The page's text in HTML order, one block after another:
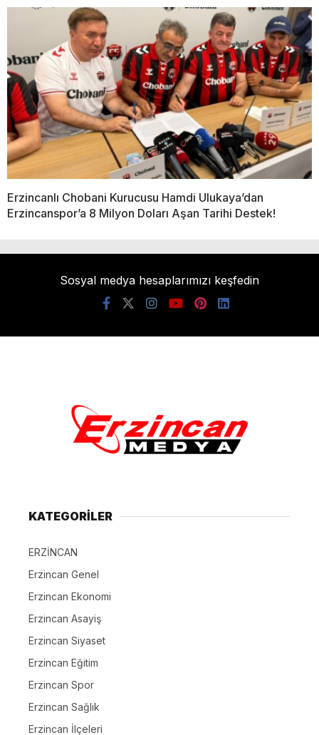
Erzincanlı Chobani Kurucusu Hamdi Ulukaya’dan
Erzincanspor’a 8 Milyon Doları Aşan Tarihi Destek!
Sosyal medya hesaplarımızı keşfedin
KATEGORİLER
ERZİNCAN
Erzincan Genel
Erzincan Ekonomi
Erzincan Asayiş
Erzincan Siyaset
Erzincan Eğitim
Erzincan Spor
Erzincan Sağlık
Erzincan İlçeleri